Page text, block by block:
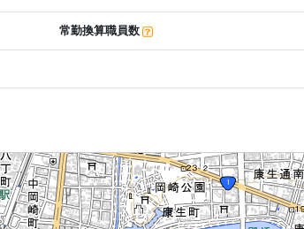
常勤換算職員数